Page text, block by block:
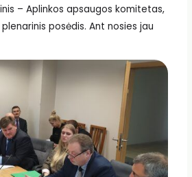
– Aplinkos apsaugos komitetas,
posėdis. Ant nosies jau